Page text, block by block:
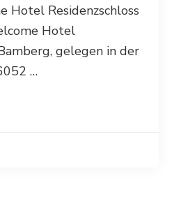
Hotel Residenzschloss
Hotel
gelegen in der
…